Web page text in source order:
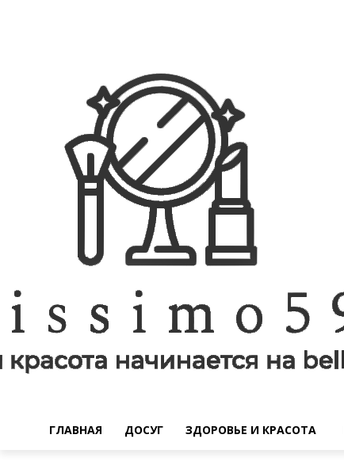
ГЛАВНАЯ ДОСУГ ЗДОРОВЬЕ И КРАСОТА